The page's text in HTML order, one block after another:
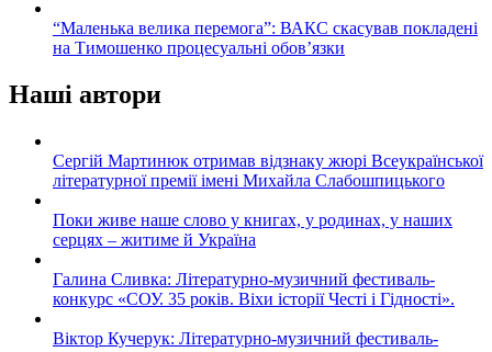
“Маленька велика перемога”: ВАКС скасував покладені
на Тимошенко процесуальні обов’язки
Наші автори
Сергій Мартинюк отримав відзнаку жюрі Всеукраїнської
літературної премії імені Михайла Слабошпицького
Поки живе наше слово у книгах, у родинах, у наших
серцях – житиме й Україна
Галина Сливка: Літературно-музичний фестиваль-
конкурс «СОУ. 35 років. Віхи історії Честі і Гідності».
Віктор Кучерук: Літературно-музичний фестиваль-